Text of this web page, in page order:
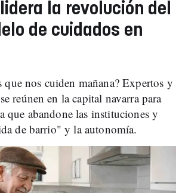
la revolución del
de cuidados en
que nos cuiden mañana? Expertos y
reúnen en la capital navarra para
que abandone las instituciones y
de barrio" y la autonomía.